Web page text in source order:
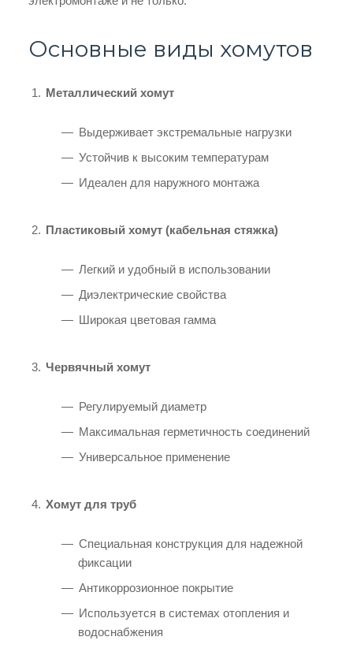
Основные виды хомутов
Металлический хомут
Выдерживает экстремальные нагрузки
Устойчив к высоким температурам
Идеален для наружного монтажа
Пластиковый хомут (кабельная стяжка)
Легкий и удобный в использовании
Диэлектрические свойства
Широкая цветовая гамма
Червячный хомут
Регулируемый диаметр
Максимальная герметичность соединений
Универсальное применение
Хомут для труб
Специальная конструкция для надежной
фиксации
Антикоррозионное покрытие
Используется в системах отопления и
водоснабжения